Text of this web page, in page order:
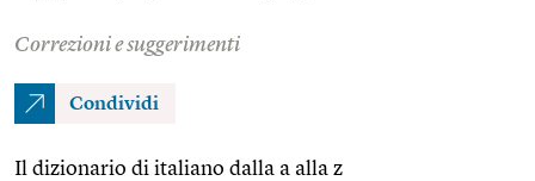
Correzioni e suggerimenti
Condividi
Il dizionario di italiano dalla a alla z